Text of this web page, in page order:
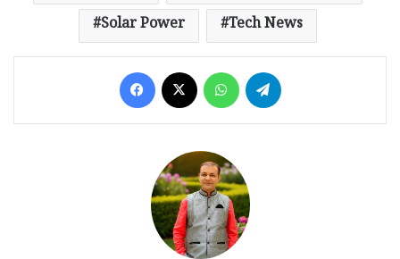
Solar Power
Tech News
Facebook WhatsApp